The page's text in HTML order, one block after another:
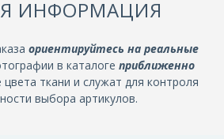
ИНФОРМАЦИЯ
ориентируйтесь на реальные
в каталоге приближенно
цвета ткани и служат для контроля
выбора артикулов.